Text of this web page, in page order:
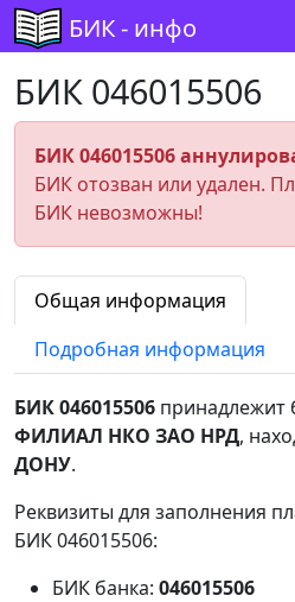
БИК - инфо
БИК 046015506
БИК 046015506
БИК отозван или удален.
БИК невозможны!
Общая информация
Подробная информация
БИК 046015506 принадлежит
ФИЛИАЛ НКО ЗАО НРД,
ДОНУ.
Реквизиты для заполнения
БИК 046015506:
БИК банка: 046015506